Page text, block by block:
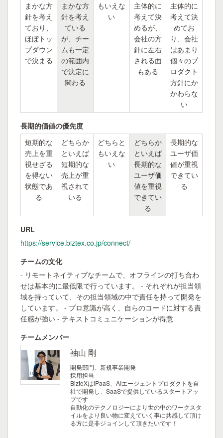
まかな方
針を考え
ており、
ほぼトッ
プダウン
で決まる
まかな方
針を考え
ている
が、チー
ムも一定
の範囲内
で決定に
関わる
もいえな
い
主体的に
考えて決
めるが、
会社の方
針に左右
される面
もある
主体的に
考えて決
めてお
り、会社
はあまり
個々のプ
ロダクト
方針にか
かわらな
い
長期的価値の優先度
短期的な
売上を重
視せざる
を得ない
状態であ
る
どちらか
といえば
短期的な
売上が重
視されて
いる
どちらと
もいえな
い
どちらか
といえば
長期的な
ユーザ価
値を重視
できてい
る
長期的な
ユーザ価
値が重視
できてい
る
URL
https://service.biztex.co.jp/connect/
チームの文化
- リモートネイティブなチームで、オフラインの打ち合わ
せは基本的に最低限で行っています。 - それぞれが担当領
域を持っていて、その担当領域の中で責任を持って開発を
しています。 - プロ意識が高く、自らのコードに対する責
任感が強い - テキストコミュニケーションが得意
チームメンバー
袖山 剛
開発部門、新規事業開発
採用担当
BizteXはiPaaS、AIエージェントプロダクトを自
社で開発し、SaaSで提供しているスタートアッ
プです
自動化のテクノロジーにより世の中のワークスタ
イルをより良い物に変えていく事に共感して頂け
る方に是非ジョインして頂きたいです！